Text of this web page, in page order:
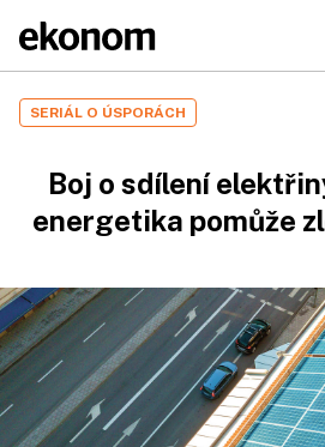
SERIÁL O ÚSPORÁCH
Boj o sdílení
energetika pomůže